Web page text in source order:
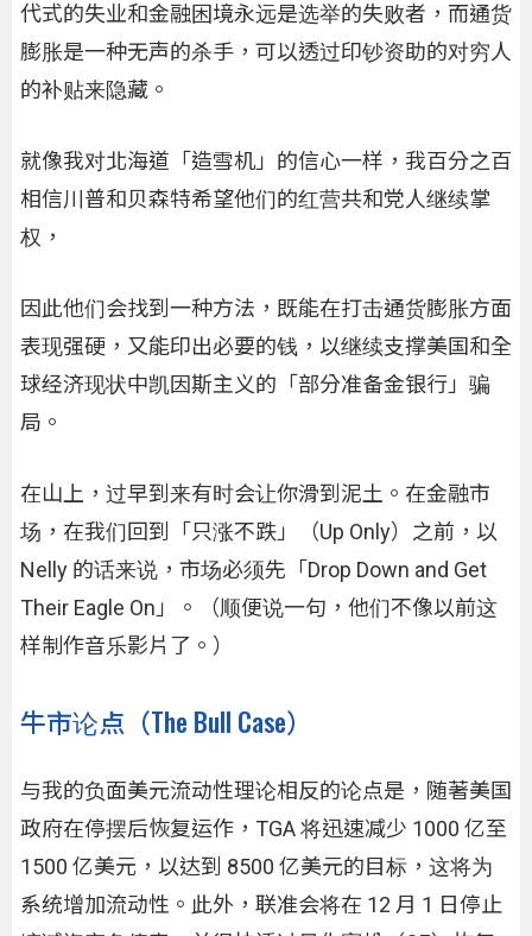
代式的失业和金融困境永远是选举的失败者，而通货
膨胀是一种无声的杀手，可以透过印钞资助的对穷人
的补贴来隐藏。
就像我对北海道「造雪机」的信心一样，我百分之百
相信川普和贝森特希望他们的红营共和党人继续掌
权，
因此他们会找到一种方法，既能在打击通货膨胀方面
表现强硬，又能印出必要的钱，以继续支撑美国和全
球经济现状中凯因斯主义的「部分准备金银行」骗
局。
在山上，过早到来有时会让你滑到泥土。在金融市
场，在我们回到「只涨不跌」（Up Only）之前，以
Nelly 的话来说，市场必须先「Drop Down and Get
Their Eagle On」。（顺便说一句，他们不像以前这
样制作音乐影片了。）
牛市论点（The Bull Case）
与我的负面美元流动性理论相反的论点是，随著美国
政府在停摆后恢复运作，TGA 将迅速减少 1000 亿至
1500 亿美元，以达到 8500 亿美元的目标，这将为
系统增加流动性。此外，联准会将在 12 月 1 日停止